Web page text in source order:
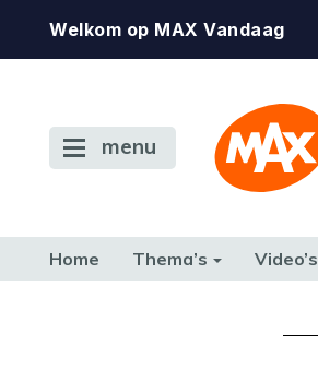
Welkom op MAX Vandaag
menu
Home Thema’s Video’s